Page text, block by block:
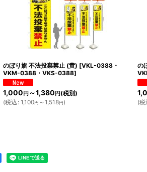
のぼり旗 不法投棄禁止 (黄) [VKL-0388・
VKM-0388・VKS-0388]
1,000 円～1,380 円(税別)
(税込 : 1,100円 ～1,518円)
の
(税